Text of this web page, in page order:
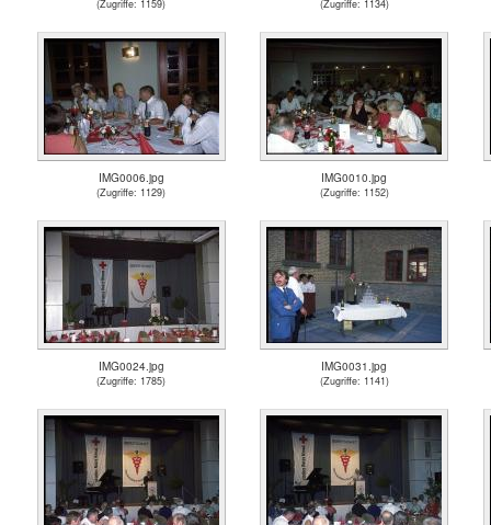
(Zugriffe: 1159) (Zugriffe: 1134)
IMG0006.jpg
(Zugriffe: 1129)
IMG0010.jpg
(Zugriffe: 1152)
IMG0024.jpg
(Zugriffe: 1785)
IMG0031.jpg
(Zugriffe: 1141)